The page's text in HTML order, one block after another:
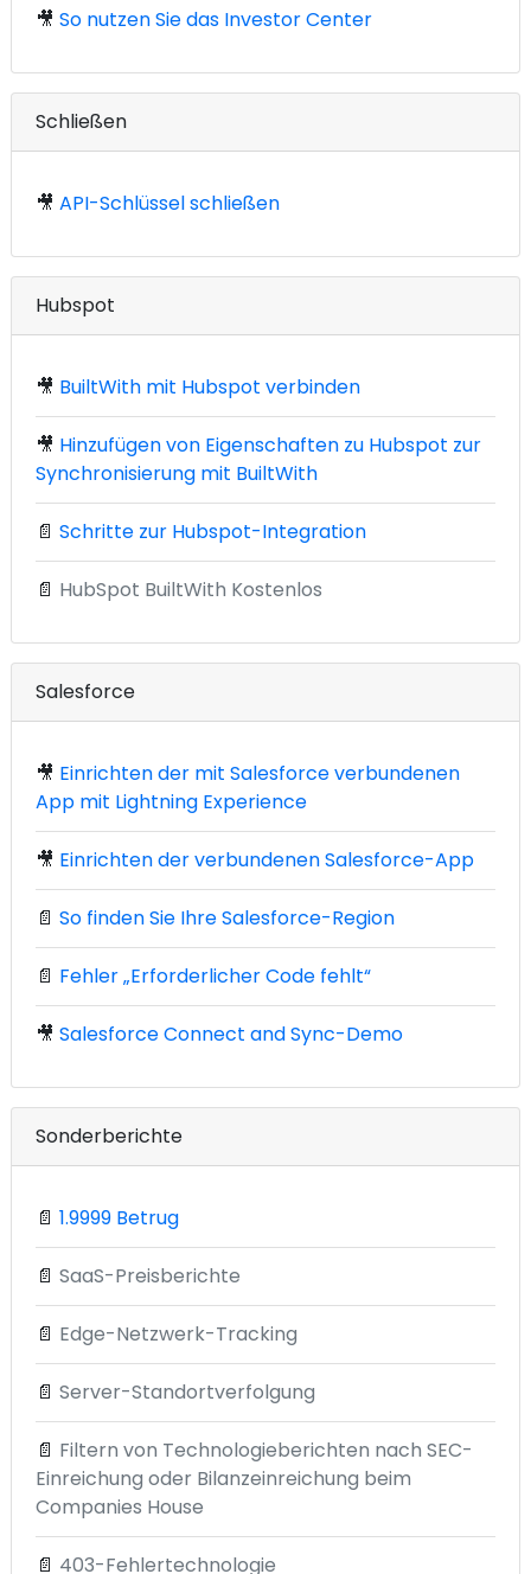
🎥 So nutzen Sie das Investor Center
Schließen
🎥 API-Schlüssel schließen
Hubspot
🎥 BuiltWith mit Hubspot verbinden
🎥 Hinzufügen von Eigenschaften zu Hubspot zur
Synchronisierung mit BuiltWith
📄 Schritte zur Hubspot-Integration
📄 HubSpot BuiltWith Kostenlos
Salesforce
🎥 Einrichten der mit Salesforce verbundenen
App mit Lightning Experience
🎥 Einrichten der verbundenen Salesforce-App
📄 So finden Sie Ihre Salesforce-Region
📄 Fehler „Erforderlicher Code fehlt“
🎥 Salesforce Connect and Sync-Demo
Sonderberichte
📄 1.9999 Betrug
📄 SaaS-Preisberichte
📄 Edge-Netzwerk-Tracking
📄 Server-Standortverfolgung
📄 Filtern von Technologieberichten nach SEC-
Einreichung oder Bilanzeinreichung beim
Companies House
📄 403-Fehlertechnologie